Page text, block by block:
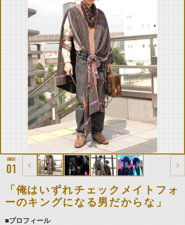
01
「俺はいずれチェックメイトフォ
ーのキングになる男だからな」
■プロフィール